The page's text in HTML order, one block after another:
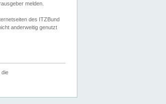
melden.
des ITZBund
anderweitig genutzt
die